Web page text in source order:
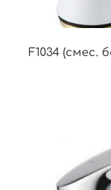
F1034 (смес.